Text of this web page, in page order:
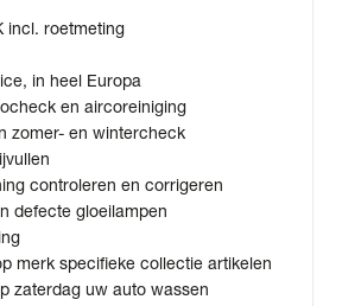
incl. roetmeting
in heel Europa
en aircoreiniging
zomer- en wintercheck
controleren en corrigeren
defecte gloeilampen
merk specifieke collectie artikelen
zaterdag uw auto wassen